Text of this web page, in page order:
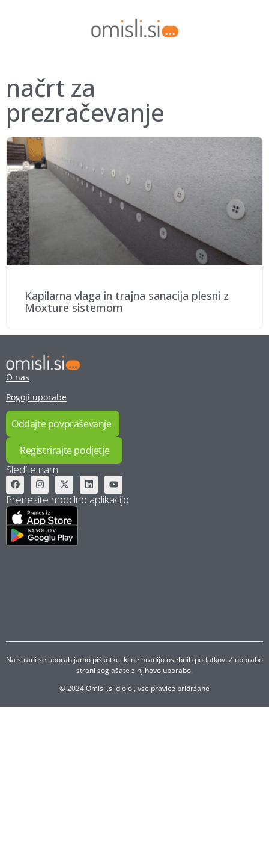
načrt za
prezračevanje
Kapilarna vlaga in trajna sanacija plesni z
Moxture sistemom
O nas
Pogoji uporabe
Oddajte povpraševanje
Registrirajte podjetje
Sledite nam
Prenesite mobilno aplikacijo
Na strani se uporabljamo piškotke, ki ne hranijo osebnih podatkov. Z uporabo
strani soglašate z njihovo uporabo.
© 2024 Omisli.si d.o.o., vse pravice pridržane